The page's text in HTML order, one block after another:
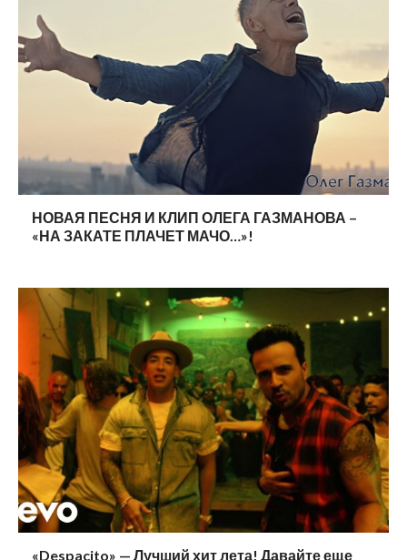
НОВАЯ ПЕСНЯ И КЛИП ОЛЕГА ГАЗМАНОВА –
«НА ЗАКАТЕ ПЛАЧЕТ МАЧО…»!
«Despacito» — Лучший хит лета! Давайте еще